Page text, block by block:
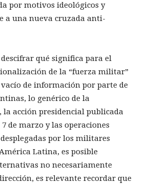
por motivos ideológicos y
a una nueva cruzada anti-
descifrar qué significa para el
de la “fuerza militar”
de información por parte de
lo genérico de la
la acción presidencial publicada
de marzo y las operaciones
por los militares
Latina, es posible
no necesariamente
es relevante recordar que